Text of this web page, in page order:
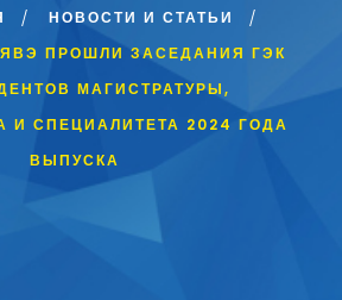
НОВОСТИ И СТАТЬИ
ПРОШЛИ ЗАСЕДАНИЯ ГЭК
МАГИСТРАТУРЫ,
И СПЕЦИАЛИТЕТА 2024 ГОДА
ВЫПУСКА